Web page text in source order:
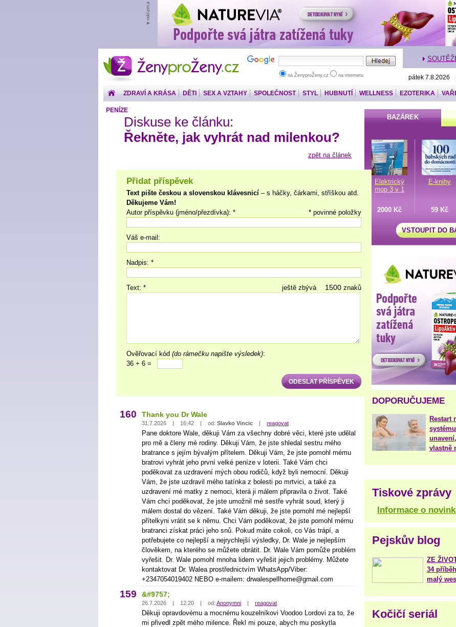
ŽenyproŽeny.cz
na ŽenyproŽeny.cz na internetu pátek 7.8.2026
ZDRAVÍ A KRÁSA DĚTI SEX A VZTAHY SPOLEČNOST STYL HUBNUTÍ WELLNESS EZOTERIKA
PENÍZE
Diskuse ke článku:
Řekněte, jak vyhrát nad milenkou?
zpět na článek
Přidat příspěvek
Text pište českou a slovenskou klávesnicí – s háčky, čárkami, stříškou atd.
Děkujeme Vám!
* povinné položky
Autor příspěvku (jméno/přezdívka): *
Váš e-mail:
Nadpis: *
ještě zbývá znaků
Text: *
Ověřovací kód (do rámečku napište výsledek):
36 + 6 =
160 Thank you Dr Wale
31.7.2026 | 16:42 | od: Slavko Vincic | reagovat
Pane doktore Wale, děkuji Vám za všechny dobré věci, které jste udělal
pro mě a členy mé rodiny. Děkuji Vám, že jste shledal sestru mého
bratrance s jejím bývalým přítelem. Děkuji Vám, že jste pomohl mému
bratrovi vyhrát jeho první velké peníze v loterii. Také Vám chci
poděkovat za uzdravení mých obou rodičů, když byli nemocní. Děkuji
Vám, že jste uzdravil mého tatínka z bolesti po mrtvici, a také za
uzdravení mé matky z nemoci, která ji málem připravila o život. Také
Vám chci poděkovat, že jste umožnil mé sestře vyhrát soud, který ji
málem dostal do vězení. Také Vám děkuji, že jste pomohl mé nejlepší
přítelkyni vrátit se k němu. Chci Vám poděkovat, že jste pomohl mému
bratranci získat práci jeho snů. Pokud máte cokoli, co Vás trápí, a
potřebujete co nejlepší a nejrychlejší výsledky, Dr. Wale je nejlepším
člověkem, na kterého se můžete obrátit. Dr. Wale Vám pomůže problém
vyřešit. Dr. Wale pomohl mnoha lidem vyřešit jejich problémy. Můžete
kontaktovat Dr. Walea prostřednictvím WhatsApp/Viber:
+2347054019402 NEBO e-mailem: drwalespellhome@gmail.com
159 &#9757;
26.7.2026 | 12:20 | od: Anonymni | reagovat
Děkuji opravdovému a mocnému kouzelníkovi Voodoo Lordovi za to, že
mi přivedl zpět mého milence. Řekl mi pouze, abych mu poskytla
BAZÁREK
Elektrický
mop 3 v 1
E-knihy
2000 Kč
59 Kč
VSTOUPIT DO
DOPORUČUJEME
Restart
vlastně
Tiskové zprávy
Informace o
Pejskův blog
ZE
34
malý
Kočičí seriál